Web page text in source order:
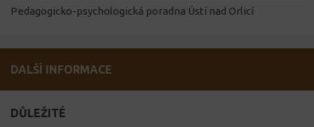
Pedagogicko-psychologická poradna Ústí nad Orlicí
DALŠÍ INFORMACE
DŮLEŽITÉ